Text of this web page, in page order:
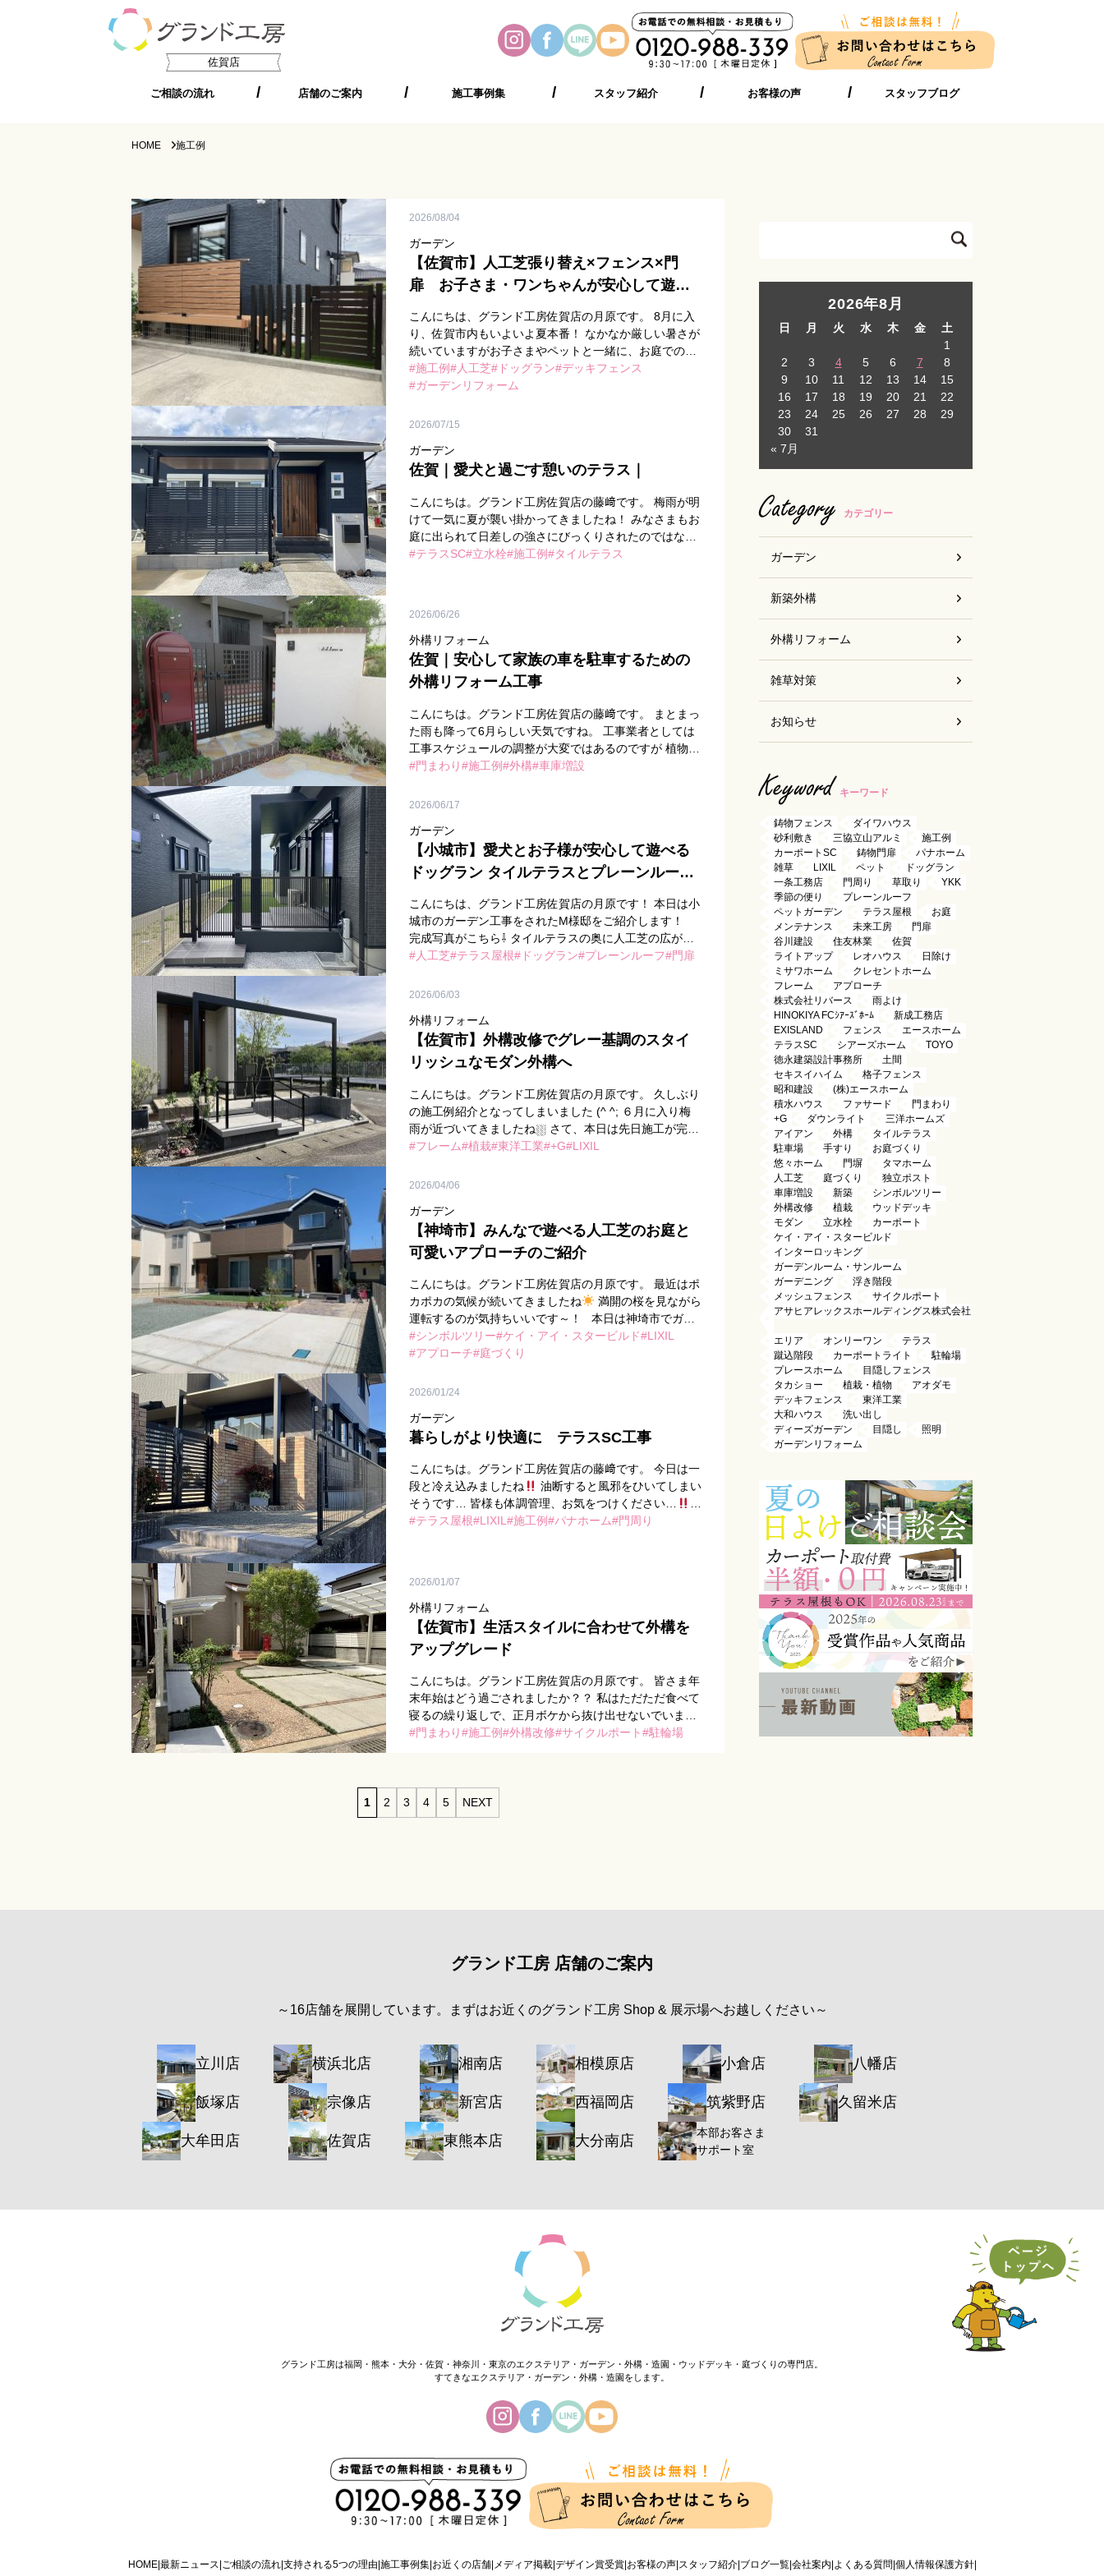
佐賀店
ご相談の流れ 店舗のご案内 施工事例集 スタッフ紹介 お客様の声 スタッフブログ
HOME 施工例
2026/08/04
ガーデン
【佐賀市】人工芝張り替え×フェンス×門
扉 お子さま・ワンちゃんが安心して遊べ
こんにちは、グランド工房佐賀店の月原です。 8月に入
り、佐賀市内もいよいよ夏本番！ なかなか厳しい暑さが
続いていますがお子さまやペットと一緒に、お庭でのび
のび過ごしたくなる季節ですね。 今回は、佐賀市のガー
デン工事（人工 […]
施工例 人工芝 ドッグラン
デッキフェンス
ガーデンリフォーム
2026/07/15
ガーデン
佐賀｜愛犬と過ごす憩いのテラス｜
こんにちは。グランド工房佐賀店の藤﨑です。 梅雨が明
けて一気に夏が襲い掛かってきましたね！ みなさまもお
庭に出られて日差しの強さにびっくりされたのではない
でしょうか… さて、本日はお庭の工事をお手伝いさせ
テラスSC 立水栓 施工例 タイルテラス
2026/06/26
外構リフォーム
佐賀｜安心して家族の車を駐車するための
外構リフォーム工事
こんにちは。グランド工房佐賀店の藤﨑です。 まとまっ
た雨も降って6月らしい天気ですね。 工事業者としては
工事スケジュールの調整が大変ではあるのですが 植物に
とっては恵みの雨、展示場の緑も生き生きしています…
門まわり 施工例 外構 車庫増設
2026/06/17
ガーデン
【小城市】愛犬とお子様が安心して遊べる
ドッグラン タイルテラスとプレーンルーフ
こんにちは、グランド工房佐賀店の月原です！ 本日は小
城市のガーデン工事をされたM様邸をご紹介します！
完成写真がこちら⇩ タイルテラスの奥に人工芝の広が
る、ワンちゃんとお子さまが安心して遊べるお庭が完成
人工芝 テラス屋根 ドッグラン プレーンルーフ 門扉
2026/06/03
外構リフォーム
【佐賀市】外構改修でグレー基調のスタイ
リッシュなモダン外構へ
こんにちは。グランド工房佐賀店の月原です。 久しぶり
の施工例紹介となってしまいました (^ ^; ６月に入り梅
雨が近づいてきましたね⛆ さて、本日は先日施工が完了
した、佐賀市の外構改修工事をされたI様邸のご紹介で
フレーム 植栽 東洋工業 +G LIXIL
2026/04/06
ガーデン
【神埼市】みんなで遊べる人工芝のお庭と
可愛いアプローチのご紹介
こんにちは。グランド工房佐賀店の月原です。 最近はポ
カポカの気候が続いてきましたね
満開の桜を見ながら
運転するのが気持ちいいです～！ 本日は神埼市でガー
デン工事をされたM様邸のご紹介です！ 完成写真がこち
[…]
シンボルツリー ケイ・アイ・スタービルド
LIXIL
アプローチ
庭づくり
2026/01/24
ガーデン
暮らしがより快適に テラスSC工事
こんにちは。グランド工房佐賀店の藤﨑です。 今日は一
段と冷え込みましたね
油断すると風邪をひいてしまい
そうです… 皆様も体調管理、お気をつけください…
さて、本日は以前テラスSC工事をお手伝いさせていた
テラス屋根 LIXIL 施工例 パナホーム 門周り
2026/01/07
外構リフォーム
【佐賀市】生活スタイルに合わせて外構を
アップグレード
こんにちは。グランド工房佐賀店の月原です。 皆さま年
末年始はどう過ごされましたか？？ 私はただただ食べて
寝るの繰り返しで、正月ボケから抜け出せないでいま
す……。 さて、本日は佐賀市の外構改修工事をされたM
門まわり 施工例 外構改修 サイクルポート 駐輪場
1 2 3 4 5 NEXT
2026年8月
日 月 火 水 木 金
土
1
2
3 4 5 6 7
8
9
10 11 12 13 14
15
16
17 18 19 20 21
22
23
24 25 26 27 28
29
30
31
« 7月
Category カテゴリー
ガーデン
新築外構
外構リフォーム
雑草対策
お知らせ
Keyword キーワード
鋳物フェンス
ダイワハウス
砂利敷き
三協立山アルミ
施工例
カーポートSC
鋳物門扉
パナホーム
雑草
LIXIL ペット
ドッグラン
一条工務店
門周り 草取り
YKK
季節の便り
プレーンルーフ
ペットガーデン
テラス屋根
お庭
メンテナンス
未来工房
門扉
谷川建設
住友林業
佐賀
ライトアップ
レオハウス
日除け
ミサワホーム
クレセントホーム
フレーム
アプローチ
株式会社リバース
雨よけ
HINOKIYA FCｼｱｰｽﾞﾎｰﾑ
新成工務店
EXISLAND
フェンス
エースホーム
テラスSC
シアーズホーム
TOYO
徳永建築設計事務所
土間
セキスイハイム
格子フェンス
昭和建設
(株)エースホーム
積水ハウス
ファサード
門まわり
+G
ダウンライト
三洋ホームズ
アイアン
外構
タイルテラス
駐車場
手すり
お庭づくり
悠々ホーム
門塀
タマホーム
人工芝
庭づくり
独立ポスト
車庫増設
新築
シンボルツリー
外構改修
植栽
ウッドデッキ
モダン
立水栓
カーポート
ケイ・アイ・スタービルド
インターロッキング
ガーデンルーム・サンルーム
ガーデニング
浮き階段
メッシュフェンス
サイクルポート
アサヒアレックスホールディングス株式会社
エリア オンリーワン
テラス
蹴込階段
カーポートライト
駐輪場
プレースホーム
目隠しフェンス
タカショー
植栽・植物
アオダモ
デッキフェンス
東洋工業
大和ハウス
洗い出し
ディーズガーデン
目隠し
照明
ガーデンリフォーム
グランド工房 店舗のご案内
～16店舗を展開しています。まずはお近くのグランド工房 Shop & 展示場へお越しください～
立川店 横浜北店 湘南店 相模原店 小倉店 八幡店
飯塚店 宗像店 新宮店 西福岡店 筑紫野店 久留米店
大牟田店 佐賀店 東熊本店 大分南店
本部お客さま
サポート室
グランド工房は福岡・熊本・大分・佐賀・神奈川・東京のエクステリア・ガーデン・外構・造園・ウッドデッキ・庭づくりの専門店。
すてきなエクステリア・ガーデン・外構・造園をします。
HOME 最新ニュース ご相談の流れ 支持される5つの理由 施工事例集 お近くの店舗 メディア掲載 デザイン賞受賞 お客様の声 スタッフ紹介 ブログ一覧 会社案内 よくある質問 個人情報保護方針